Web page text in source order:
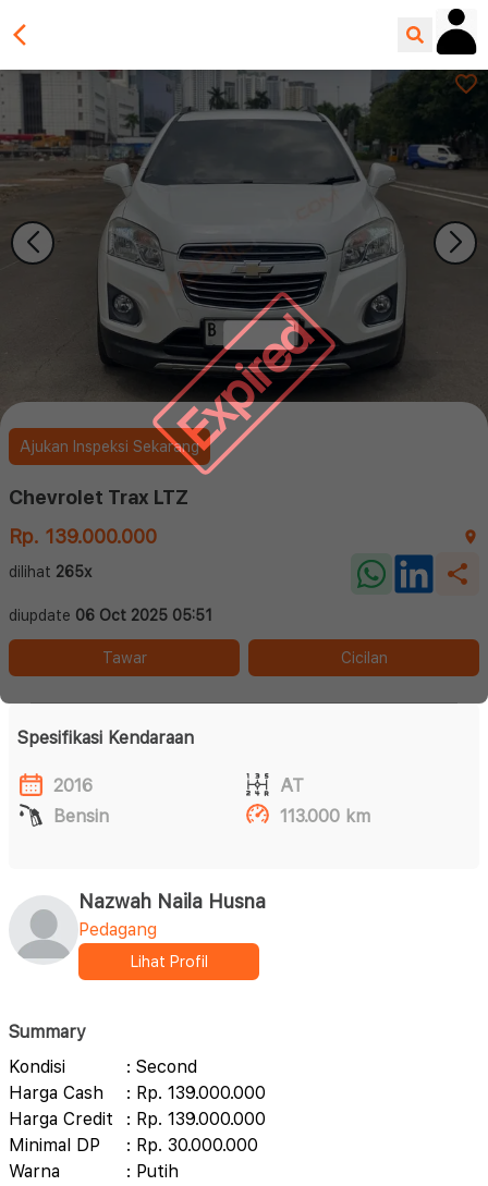
Expired
Ajukan Inspeksi Sekarang
Chevrolet Trax LTZ
Rp. 139.000.000
dilihat 265x
diupdate 06 Oct 2025 05:51
Tawar Cicilan
Spesifikasi Kendaraan
2016
AT
Bensin
113.000 km
Nazwah Naila Husna
Pedagang
Lihat Profil
Summary
Kondisi
: Second
Harga Cash
: Rp. 139.000.000
Harga Credit
: Rp. 139.000.000
Minimal DP
: Rp. 30.000.000
Warna
: Putih